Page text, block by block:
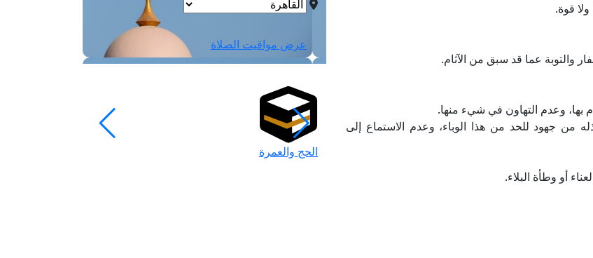
قوة.
والتوبة عما قد سبق من الآثام.
بها، وعدم التهاون في شيء منها.
من جهود للحد من هذا الوباء، وعدم الاستماع إلى
أو وطأة البلاء.
عرض مواقيت الصلاة
الحج والعمرة